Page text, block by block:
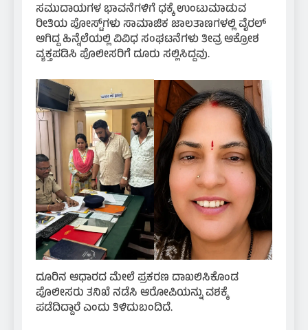
ಸಮುದಾಯಗಳ ಭಾವನೆಗಳಿಗೆ ಧಕ್ಕೆ ಉಂಟುಮಾಡುವ
ರೀತಿಯ ಪೋಸ್ಟ್‌ಗಳು ಸಾಮಾಜಿಕ ಜಾಲತಾಣಗಳಲ್ಲಿ ವೈರಲ್
ಆಗಿದ್ದ ಹಿನ್ನೆಲೆಯಲ್ಲಿ ವಿವಿಧ ಸಂಘಟನೆಗಳು ತೀವ್ರ ಆಕ್ರೋಶ
ವ್ಯಕ್ತಪಡಿಸಿ ಪೊಲೀಸರಿಗೆ ದೂರು ಸಲ್ಲಿಸಿದ್ದವು.
ದೂರಿನ ಆಧಾರದ ಮೇಲೆ ಪ್ರಕರಣ ದಾಖಲಿಸಿಕೊಂಡ
ಪೊಲೀಸರು ತನಿಖೆ ನಡೆಸಿ ಆರೋಪಿಯನ್ನು ವಶಕ್ಕೆ
ಪಡೆದಿದ್ದಾರೆ ಎಂದು ತಿಳಿದುಬಂದಿದೆ.